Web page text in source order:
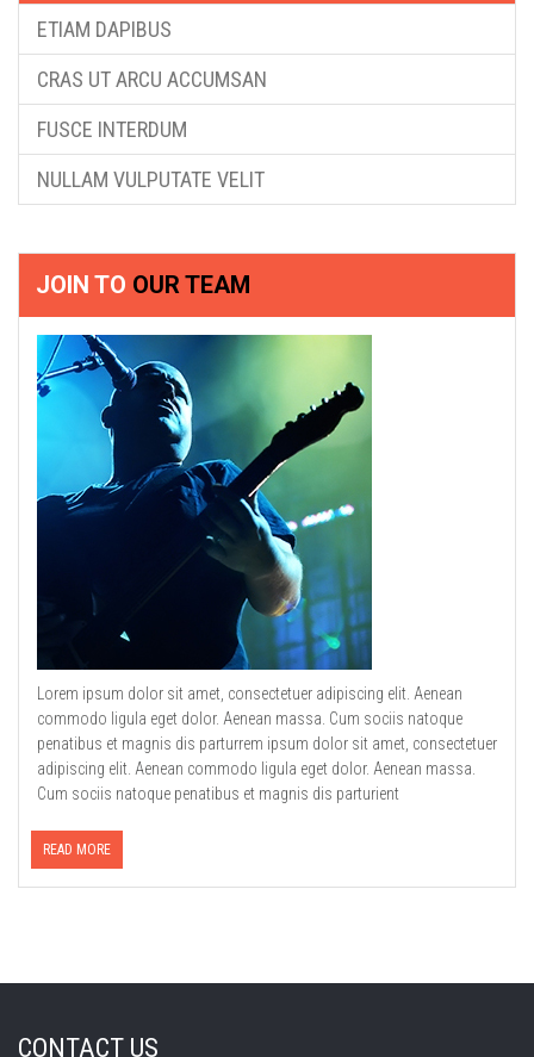
ETIAM DAPIBUS
CRAS UT ARCU ACCUMSAN
FUSCE INTERDUM
NULLAM VULPUTATE VELIT
JOIN TO OUR TEAM
Lorem ipsum dolor sit amet, consectetuer adipiscing elit. Aenean
commodo ligula eget dolor. Aenean massa. Cum sociis natoque
penatibus et magnis dis parturrem ipsum dolor sit amet, consectetuer
adipiscing elit. Aenean commodo ligula eget dolor. Aenean massa.
Cum sociis natoque penatibus et magnis dis parturient
READ MORE
CONTACT US